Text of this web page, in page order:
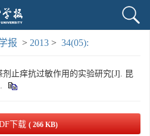
报 > 2013 > 34(05):
剂止痒抗过敏作用的实验研究[J]. 昆
下载 ( 266 KB)